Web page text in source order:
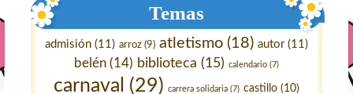
Temas
admisión (11) arroz (9) atletismo (18) autor(11)
belén (14) biblioteca (15) calendario (7)
carnaval (29) carrera solidaria (7) castillo (10)